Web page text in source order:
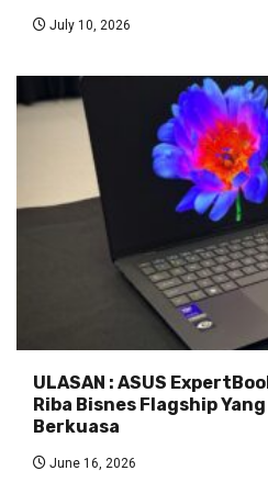
July 10, 2026
ULASAN : ASUS
Riba Bisnes Flagship
Berkuasa
June 16, 2026